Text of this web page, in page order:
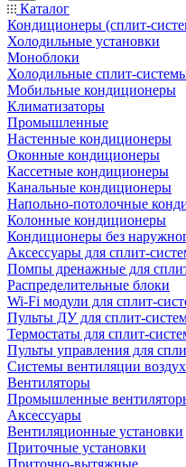
Каталог
Кондиционеры (сплит-
Холодильные установки
Моноблоки
Холодильные сплит-
Мобильные кондиционеры
Климатизаторы
Промышленные
Настенные кондиционеры
Оконные кондиционеры
Кассетные кондиционеры
Канальные кондиционеры
Напольно-потолочные
Колонные кондиционеры
Кондиционеры без
Аксессуары для сплит-
Помпы дренажные для
Распределительные блоки
Wi-Fi модули для сплит-
Пульты ДУ для сплит-
Термостаты для сплит-
Пульты управления для
Системы вентиляции
Вентиляторы
Промышленные
Аксессуары
Вентиляционные установки
Приточные установки
Приточно-вытяжные